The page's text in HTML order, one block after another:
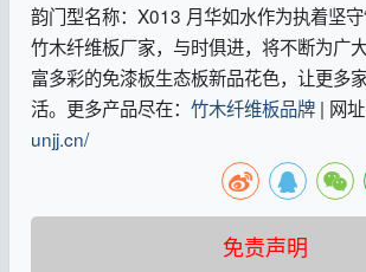
韵门型名称：X013 月华如水作为执着坚守
竹木纤维板厂家，与时俱进，将不断为广
富多彩的免漆板生态板新品花色，让更多
活。更多产品尽在： 竹木纤维板品牌| 网址
unjj.cn/
免责声明